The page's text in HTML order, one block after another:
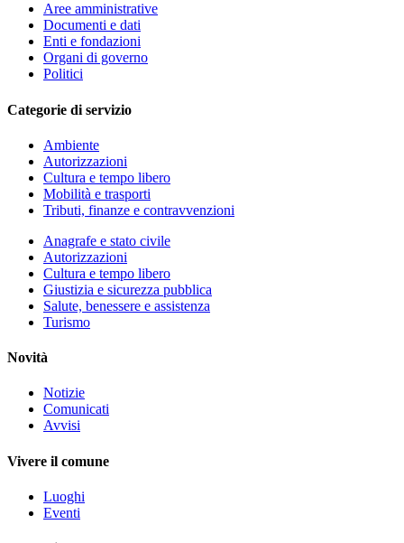
Aree amministrative
Documenti e dati
Enti e fondazioni
Organi di governo
Politici
Categorie di servizio
Ambiente
Autorizzazioni
Cultura e tempo libero
Mobilità e trasporti
Tributi, finanze e contravvenzioni
Anagrafe e stato civile
Autorizzazioni
Cultura e tempo libero
Giustizia e sicurezza pubblica
Salute, benessere e assistenza
Turismo
Novità
Notizie
Comunicati
Avvisi
Vivere il comune
Luoghi
Eventi